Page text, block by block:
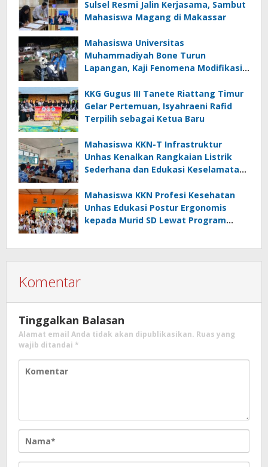
Sulsel Resmi Jalin Kerjasama, Sambut
Mahasiswa Magang di Makassar
Mahasiswa Universitas
Muhammadiyah Bone Turun
Lapangan, Kaji Fenomena Modifikasi
FOTOFOBIA
KKG Gugus III Tanete Riattang Timur
Gelar Pertemuan, Isyahraeni Rafid
Terpilih sebagai Ketua Baru
Mahasiswa KKN-T Infrastruktur
Unhas Kenalkan Rangkaian Listrik
Sederhana dan Edukasi Keselamatan
Langkeang
Mahasiswa KKN Profesi Kesehatan
Unhas Edukasi Postur Ergonomis
kepada Murid SD Lewat Program
Komentar
Tinggalkan Balasan
Alamat email Anda tidak akan dipublikasikan. Ruas yang
wajib ditandai *